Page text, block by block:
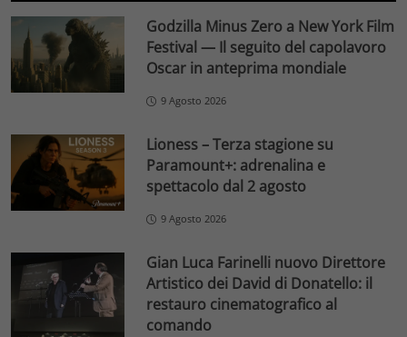
Godzilla Minus Zero a New York Film
Festival — Il seguito del capolavoro
Oscar in anteprima mondiale
9 Agosto 2026
Lioness – Terza stagione su
Paramount+: adrenalina e
spettacolo dal 2 agosto
9 Agosto 2026
Gian Luca Farinelli nuovo Direttore
Artistico dei David di Donatello: il
restauro cinematografico al
comando